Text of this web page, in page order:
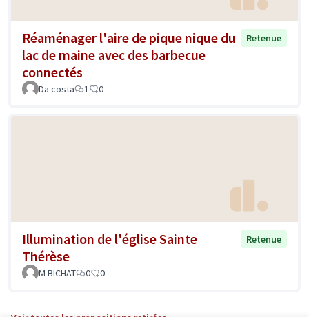
Réaménager l'aire de pique nique du
lac de maine avec des barbecue
connectés
Retenue
Da costa 1 0
Illumination de l'église Sainte
Thérèse
Retenue
M BICHAT 0 0
Voir toutes les propositions retirées